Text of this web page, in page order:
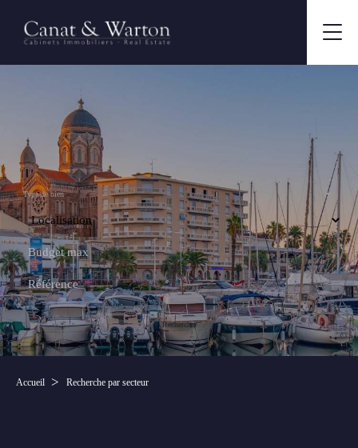
Type de bien
Accueil Recherche par secteur